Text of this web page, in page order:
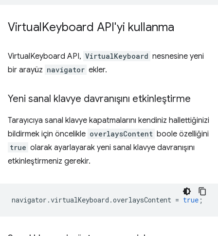
VirtualKeyboard API'yi kullanma
VirtualKeyboard API, VirtualKeyboard nesnesine yeni
bir arayüz navigator ekler.
Yeni sanal klavye davranışını etkinleştirme
Tarayıcıya sanal klavye kapatmalarını kendiniz hallettiğinizi
bildirmek için öncelikle overlaysContent boole özelliğini
true olarak ayarlayarak yeni sanal klavye davranışını
etkinleştirmeniz gerekir.
navigator .virtualKeyboard .overlaysContent = true ;